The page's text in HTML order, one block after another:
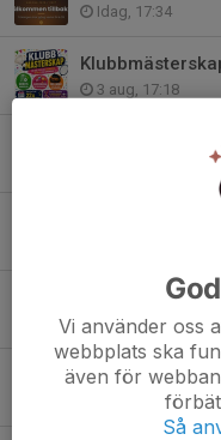
Idag, 17:34
3 aug, 17:18
Hjälpinsatser
Tränarstaben
Kort
12 jul, 17:34
Förändringar i
24 jun, 10:16
Vi använder oss
webbplats ska
även för
Så